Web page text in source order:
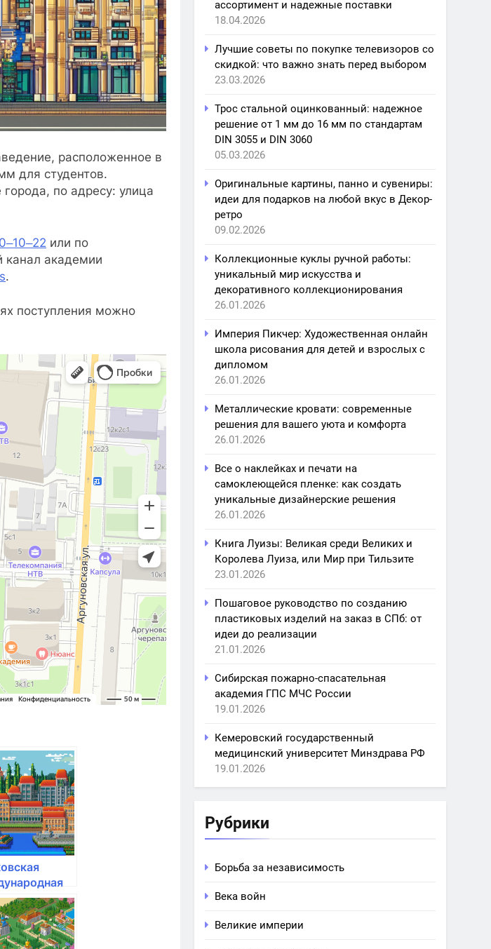
расположенное в
для студентов.
по адресу: улица
или по
академии
.
поступления можно
ассортимент и надежные поставки
18.04.2026
Лучшие советы по покупке телевизоров со
скидкой: что важно знать перед выбором
23.03.2026
Трос стальной оцинкованный: надежное
решение от 1 мм до 16 мм по стандартам
DIN 3055 и DIN 3060
05.03.2026
Оригинальные картины, панно и сувениры:
идеи для подарков на любой вкус в Декор-
ретро
09.02.2026
Коллекционные куклы ручной работы:
уникальный мир искусства и
декоративного коллекционирования
26.01.2026
Империя Пикчер: Художественная онлайн
школа рисования для детей и взрослых с
дипломом
26.01.2026
Металлические кровати: современные
решения для вашего уюта и комфорта
26.01.2026
Все о наклейках и печати на
самоклеющейся пленке: как создать
уникальные дизайнерские решения
26.01.2026
Книга Луизы: Великая среди Великих и
Королева Луиза, или Мир при Тильзите
23.01.2026
Пошаговое руководство по созданию
пластиковых изделий на заказ в СПб: от
идеи до реализации
21.01.2026
Сибирская пожарно-спасательная
академия ГПС МЧС России
19.01.2026
Кемеровский государственный
медицинский университет Минздрава РФ
19.01.2026
Рубрики
Борьба за независимость
Века войн
Великие империи